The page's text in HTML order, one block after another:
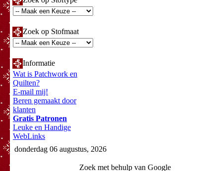
Zoek op Stofmaat
Informatie
Wat is Patchwork en
Quilten?
E-mail mij!
Beren gemaakt door
klanten
Gratis Patronen
Leuke en Handige
WebLinks
donderdag 06 augustus, 2026
Zoek met behulp van Google